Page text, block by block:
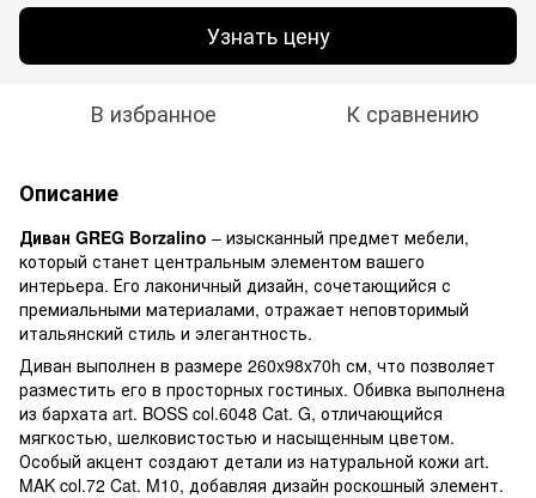
Узнать цену
В избранное К сравнению
Описание
Диван GREG Borzalino – изысканный предмет мебели,
который станет центральным элементом вашего
интерьера. Его лаконичный дизайн, сочетающийся с
премиальными материалами, отражает неповторимый
итальянский стиль и элегантность.
Диван выполнен в размере 260x98x70h см, что позволяет
разместить его в просторных гостиных. Обивка выполнена
из бархата art. BOSS col.6048 Cat. G, отличающийся
мягкостью, шелковистостью и насыщенным цветом.
Особый акцент создают детали из натуральной кожи art.
MAK col.72 Cat. M10, добавляя дизайн роскошный элемент.